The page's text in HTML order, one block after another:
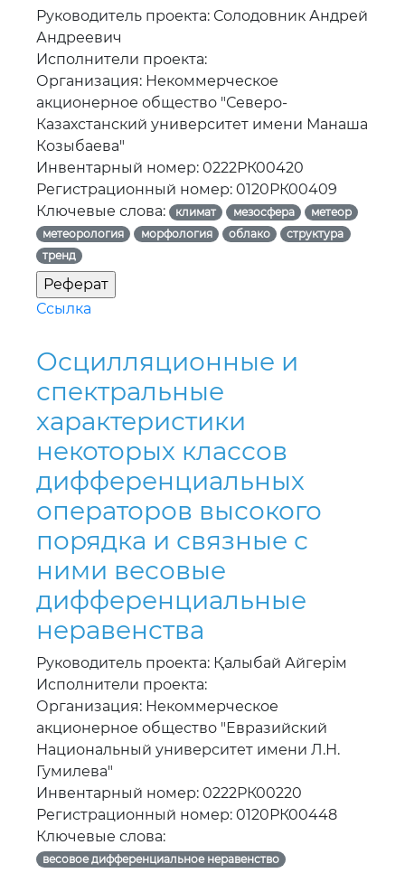
Руководитель проекта: Солодовник Андрей
Андреевич
Исполнители проекта:
Организация: Некоммерческое
акционерное общество "Северо-
Казахстанский университет имени Манаша
Козыбаева"
Инвентарный номер: 0222РК00420
Регистрационный номер: 0120РК00409
Ключевые слова:
климат мезосфера
метеор
метеорология
морфология облако
структура
тренд
Ссылка
Осцилляционные и
спектральные
характеристики
некоторых классов
дифференциальных
операторов высокого
порядка и связные с
ними весовые
дифференциальные
неравенства
Руководитель проекта: Қалыбай Айгерім
Исполнители проекта:
Организация: Некоммерческое
акционерное общество "Евразийский
Национальный университет имени Л.Н.
Гумилева"
Инвентарный номер: 0222РК00220
Регистрационный номер: 0120РК00448
Ключевые слова:
весовое дифференциальное неравенство